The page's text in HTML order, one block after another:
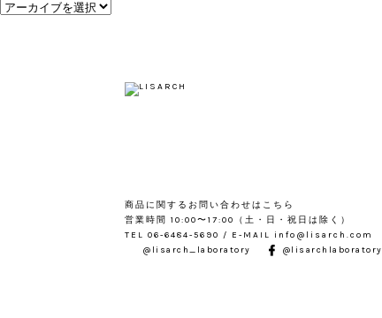
商品に関するお問い合わせはこちら
営業時間 10:00〜17:00（土・日・祝日は除く）
TEL 06-6484-5690 / E-MAIL info@lisarch.com
@lisarch_laboratory
@lisarchlaboratory